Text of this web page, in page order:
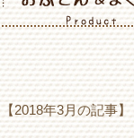
【2018年3月の記事】